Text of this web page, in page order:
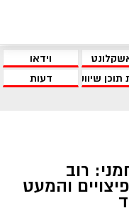
וידאו
שיווקי
דעות
רוב
והמעט